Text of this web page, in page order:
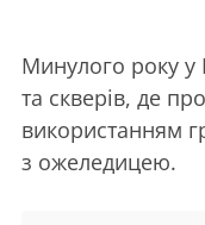
Минулого року у
та скверів, де
використанням
з ожеледицею.